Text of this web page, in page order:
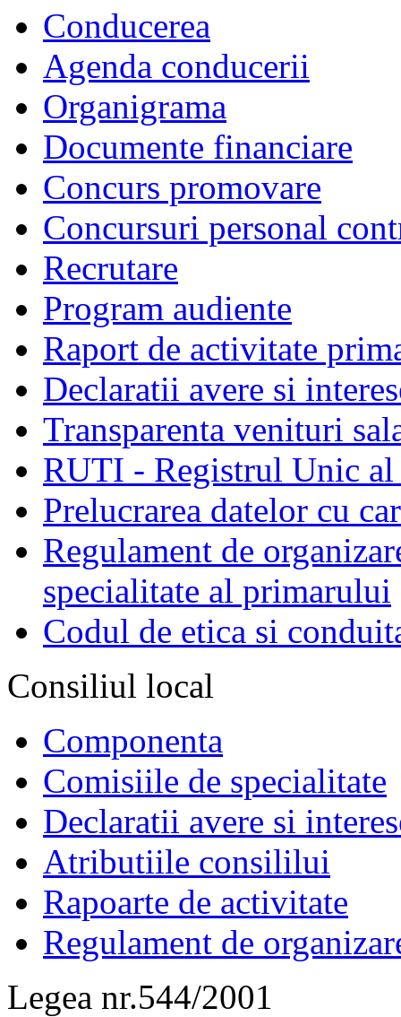
Conducerea
Agenda conducerii
Organigrama
Documente financiare
Concurs promovare
Concursuri personal
Recrutare
Program audiente
Raport de activitate
Declaratii avere si
Transparenta venituri
RUTI - Registrul Unic al
Prelucrarea datelor cu
Regulament de
specialitate al primarului
Codul de etica si
Consiliul local
Componenta
Comisiile de specialitate
Declaratii avere si
Atributiile consililui
Rapoarte de activitate
Regulament de
Legea nr.544/2001